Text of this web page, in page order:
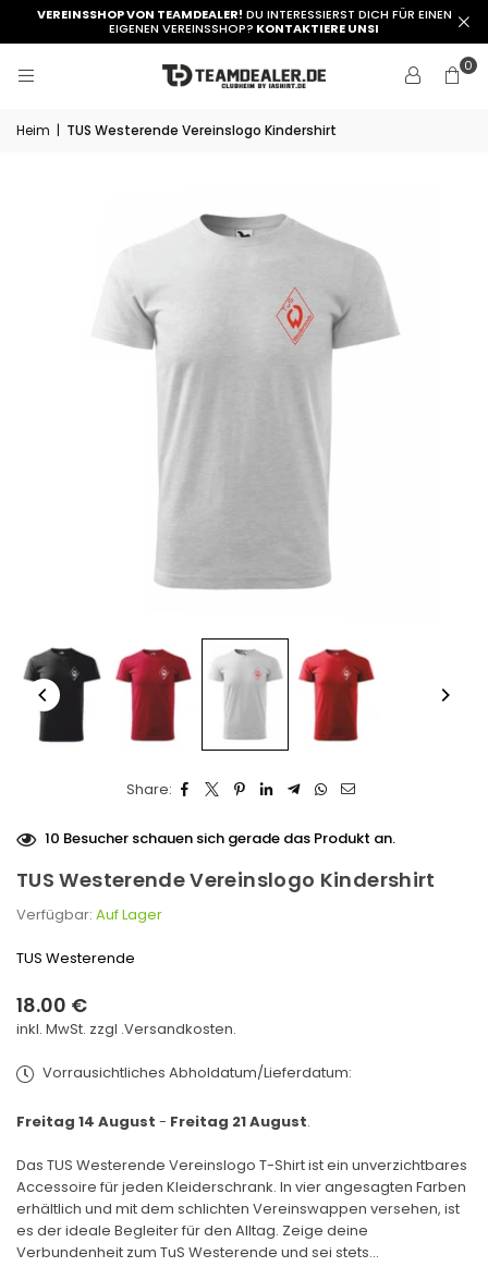
VEREINSSHOP VON TEAMDEALER! DU INTERESSIERST DICH FÜR EINEN
EIGENEN VEREINSSHOP? KONTAKTIERE UNSI
0
Heim | TUS Westerende Vereinslogo Kindershirt
Share:
10 Besucher schauen sich gerade das Produkt an.
TUS Westerende Vereinslogo Kindershirt
Verfügbar: Auf Lager
TUS Westerende
Normaler
Preis
18.00 €
inkl. MwSt. zzgl .Versandkosten.
Vorrausichtliches Abholdatum/Lieferdatum:
Freitag 14 August - Freitag 21 August.
Das TUS Westerende Vereinslogo T-Shirt ist ein unverzichtbares
Accessoire für jeden Kleiderschrank. In vier angesagten Farben
erhältlich und mit dem schlichten Vereinswappen versehen, ist
es der ideale Begleiter für den Alltag. Zeige deine
Verbundenheit zum TuS Westerende und sei stets...